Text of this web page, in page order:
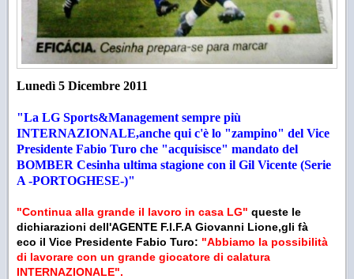
Lunedì 5 Dicembre 2011
"La LG Sports&Management sempre più
INTERNAZIONALE,anche qui c'è lo "zampino" del Vice
Presidente Fabio Turo che "acquisisce" mandato del
BOMBER Cesinha ultima stagione con il Gil Vicente (Serie
A -PORTOGHESE-)"
"Continua alla grande il lavoro in casa LG" queste le
dichiarazioni dell'AGENTE F.I.F.A Giovanni Lione,gli fà
eco il Vice Presidente Fabio Turo: "Abbiamo la possibilità
di lavorare con un grande giocatore di calatura
INTERNAZIONALE".